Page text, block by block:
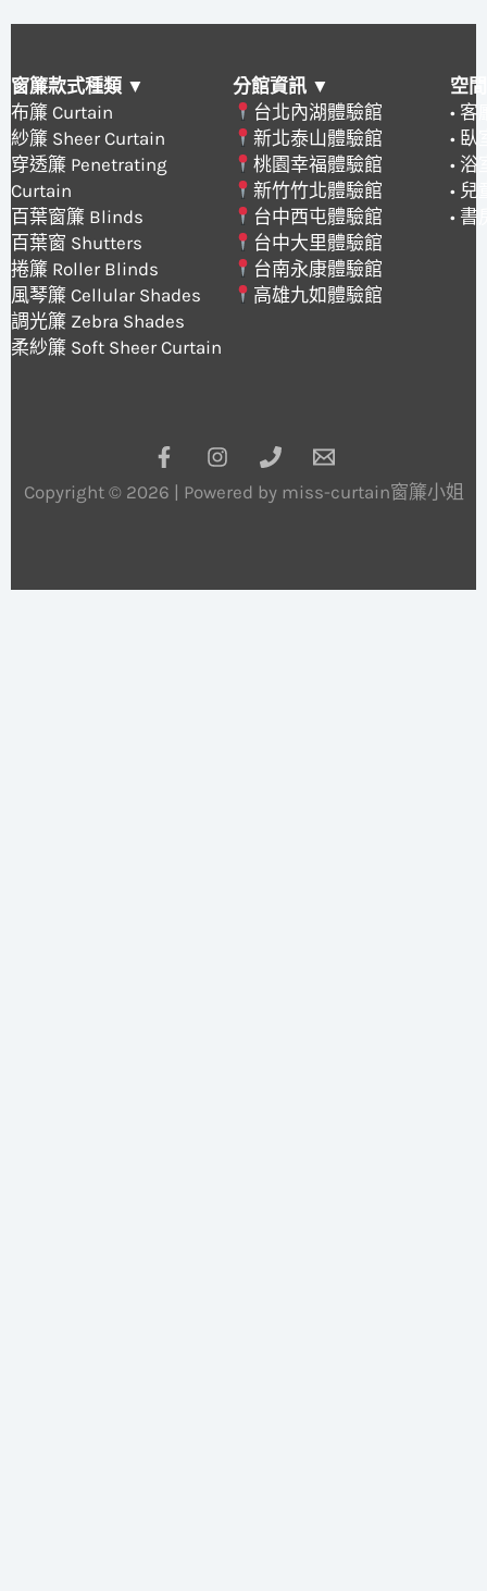
窗簾款式種類 ▼
布簾 Curtain
紗簾 Sheer Curtain
穿透簾 Penetrating
Curtain
百葉窗簾 Blinds
百葉窗 Shutters
捲簾 Roller Blinds
風琴簾 Cellular Shades
調光簾 Zebra Shades
柔紗簾 Soft Sheer Curtain
分館資訊 ▼
台北內湖體驗館
新北泰山體驗館
桃園幸福體驗館
新竹竹北體驗館
台中西屯體驗館
台中大里體驗館
台南永康體驗館
高雄九如體驗館
空
• 客
• 臥
• 浴
• 兒
•
Copyright © 2026 | Powered by miss-curtain窗簾小姐